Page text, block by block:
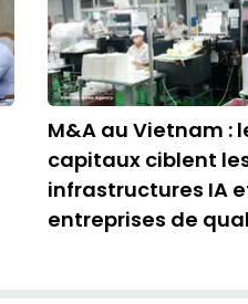
M&A au Vietnam :
capitaux ciblent
infrastructures IA
entreprises de